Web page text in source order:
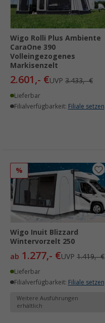
Wigo Rolli Plus Ambiente
CaraOne 390
Volleingezogenes
Markisenzelt
2.601,- €UVP 3.433,- €
Lieferbar
Filialverfügbarkeit: Filiale setzen
%
Wigo Inuit Blizzard
Wintervorzelt 250
ab 1.277,- €UVP 1.419,- €
Lieferbar
Filialverfügbarkeit: Filiale setzen
Weitere Ausführungen
erhältlich